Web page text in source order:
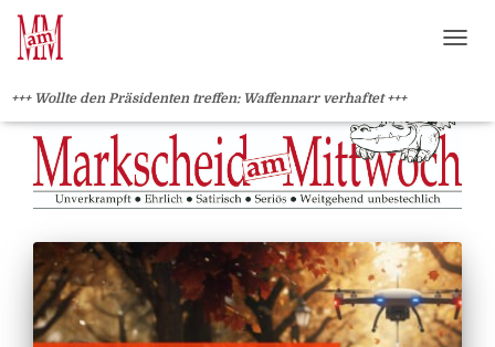
+++ Wollte den Präsidenten treffen: Waffennarr verhaftet +++